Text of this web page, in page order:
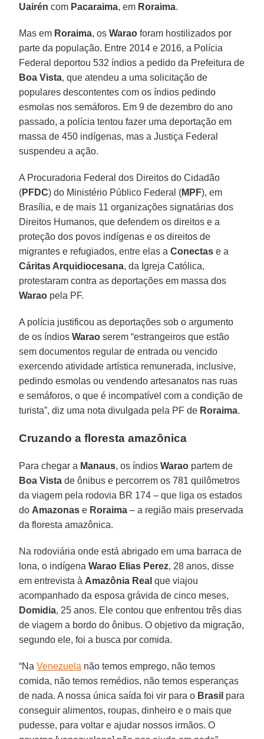
Uairén com Pacaraima, em Roraima.
Mas em Roraima, osWarao foram hostilizados por
parte da população. Entre 2014 e 2016, a Polícia
Federal deportou 532 índios a pedido da Prefeitura de
Boa Vista, que atendeu a uma solicitação de
populares descontentes com os índios pedindo
esmolas nos semáforos. Em 9 de dezembro do ano
passado, a polícia tentou fazer uma deportação em
massa de 450 indígenas, mas a Justiça Federal
suspendeu a ação.
A Procuradoria Federal dos Direitos do Cidadão
(PFDC) do Ministério Público Federal (MPF), em
Brasília, e de mais 11 organizações signatárias dos
Direitos Humanos, que defendem os direitos e a
proteção dos povos indígenas e os direitos de
migrantes e refugiados, entre elas aConectas e a
Cáritas Arquidiocesana, da Igreja Católica,
protestaram contra as deportações em massa dos
Warao pela PF.
A polícia justificou as deportações sob o argumento
de os índiosWarao serem “estrangeiros que estão
sem documentos regular de entrada ou vencido
exercendo atividade artística remunerada, inclusive,
pedindo esmolas ou vendendo artesanatos nas ruas
e semáforos, o que é incompatível com a condição de
turista”, diz uma nota divulgada pela PF de Roraima.
Cruzando a floresta amazônica
Para chegar a Manaus, os índiosWarao partem de
Boa Vista de ônibus e percorrem os 781 quilômetros
da viagem pela rodovia BR 174 – que liga os estados
do Amazonas e Roraima – a região mais preservada
da floresta amazônica.
Na rodoviária onde está abrigado em uma barraca de
lona, o indígenaWarao Elias Perez, 28 anos, disse
em entrevista à Amazônia Real que viajou
acompanhado da esposa grávida de cinco meses,
Domidia, 25 anos. Ele contou que enfrentou três dias
de viagem a bordo do ônibus. O objetivo da migração,
segundo ele, foi a busca por comida.
“NaVenezuela não temos emprego, não temos
comida, não temos remédios, não temos esperanças
de nada. A nossa única saída foi vir para o Brasil para
conseguir alimentos, roupas, dinheiro e o mais que
pudesse, para voltar e ajudar nossos irmãos. O